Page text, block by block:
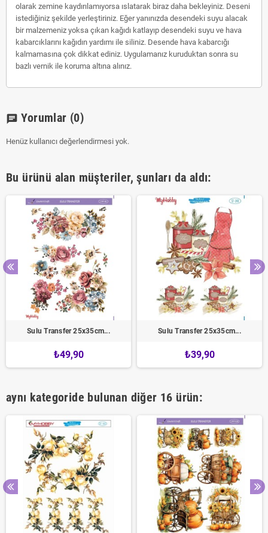
olarak zemine kaydırılamıyorsa ıslatarak biraz daha bekleyiniz. Deseni
istediğiniz şekilde yerleştiriniz. Eğer yanınızda desendeki suyu alacak
bir malzemeniz yoksa çıkan kağıdı katlayıp desendeki suyu ve hava
kabarcıklarını kağıdın yardımı ile siliniz. Desende hava kabarcığı
kalmamasına çok dikkat ediniz. Uygulamanız kuruduktan sonra su
bazlı vernik ile koruma altına alınız.
chat Yorumlar (0)
Henüz kullanıcı değerlendirmesi yok.
Bu ürünü alan müşteriler, şunları da aldı:
Sulu Transfer 25x35cm...
₺49,90
Sulu Transfer 25x35cm...
₺39,90
aynı kategoride bulunan diğer 16 ürün: